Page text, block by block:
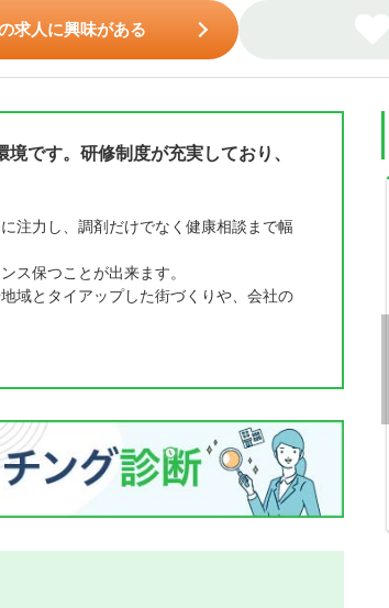
求人に興味がある
です。研修制度が充実しており、
注力し、調剤だけでなく健康相談まで幅
ス保つことが出来ます。
域とタイアップした街づくりや、会社の